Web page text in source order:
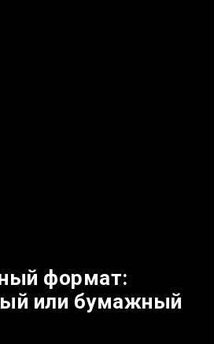
формат:
или бумажный